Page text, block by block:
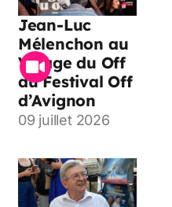
Jean-Luc
Mélenchon au
Village du Off
du Festival Off
d’Avignon
09 juillet 2026